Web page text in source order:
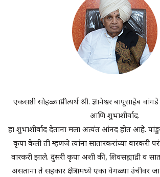
एकसष्ठी सोहळ्याप्रीत्यर्थ श्री. ज्ञानेश्वर बापूसाहेब
आणि शुभाशीर्वाद.
हा शुभाशीर्वाद देताना मला अत्यंत आंनद होत आहे.
कृपा केली ती म्हणजे त्यांना सातारकरांच्या
वारकरी झाले. दुसरी कृपा अशी की, शिवसह्याद्री व
असताना ते सहकार क्षेत्रामध्ये एका वेगळ्या उंचीवर